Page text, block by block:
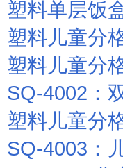
塑料单层饭
塑料儿童分
塑料儿童分
SQ-4002：
塑料儿童分
SQ-4003：